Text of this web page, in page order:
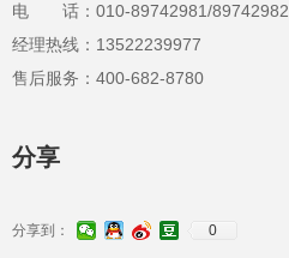
分享
分享到： 0
电 话：010-89742981/89742982
经理热线：13522239977
售后服务：400-682-8780